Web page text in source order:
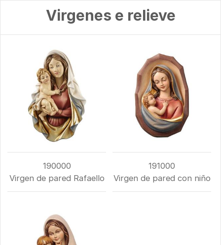
Virgenes e relieve
190000
Virgen de pared Rafaello
191000
Virgen de pared con niño